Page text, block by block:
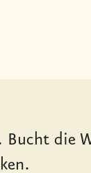
Bucht die